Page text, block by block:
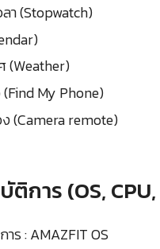
า (Stopwatch)
(Weather)
My Phone)
(Camera remote)
การ (OS, CPU,
ร : AMAZFIT OS